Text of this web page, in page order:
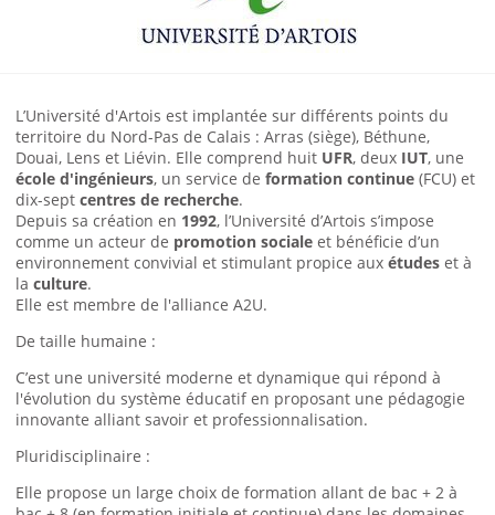
L’Université d'Artois est implantée sur différents points du
territoire du Nord-Pas de Calais : Arras (siège), Béthune,
Douai, Lens et Liévin. Elle comprend huit UFR, deux IUT, une
école d'ingénieurs, un service de formation continue (FCU) et
dix-sept centres de recherche.
Depuis sa création en 1992, l’Université d’Artois s’impose
comme un acteur de promotion sociale et bénéficie d’un
environnement convivial et stimulant propice aux études et à
la culture.
Elle est membre de l'alliance A2U.
De taille humaine :
C’est une université moderne et dynamique qui répond à
l'évolution du système éducatif en proposant une pédagogie
innovante alliant savoir et professionnalisation.
Pluridisciplinaire :
Elle propose un large choix de formation allant de bac + 2 à